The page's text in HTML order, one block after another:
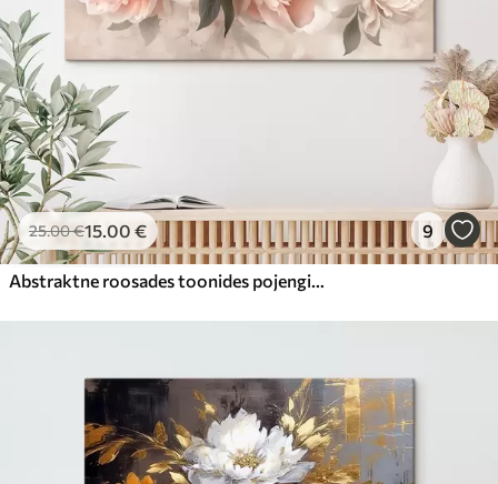
25.00€15.00 € 9
Abstraktne roosades toonides pojengide kimp